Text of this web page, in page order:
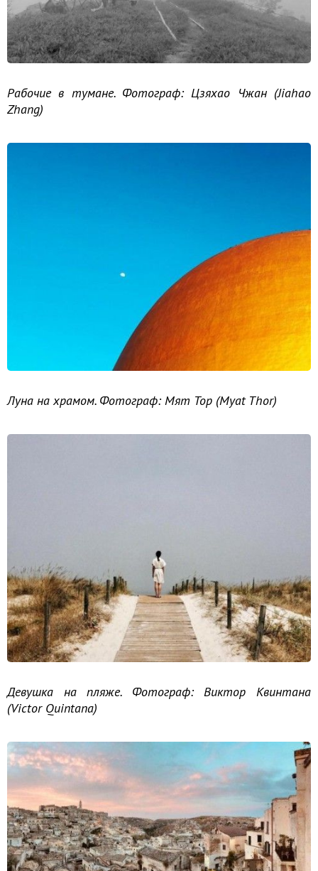
Рабочие в тумане. Фотограф: Цзяхао Чжан (Jiahao
Zhang)
Луна на храмом. Фотограф: Мят Тор (Myat Thor)
Девушка на пляже. Фотограф: Виктор Квинтана
(Victor Quintana)